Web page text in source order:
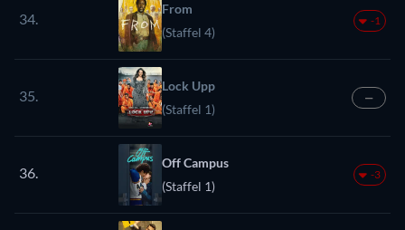
34.
From
(Staffel 4)
-1
35.
Lock Upp
(Staffel 1)
—
36.
Off Campus
(Staffel 1)
-3